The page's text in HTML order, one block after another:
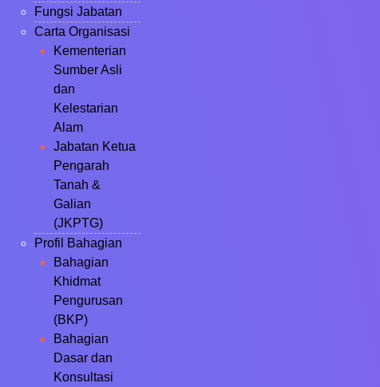
Fungsi Jabatan
Carta Organisasi
Kementerian
Sumber Asli
dan
Kelestarian
Alam
Jabatan Ketua
Pengarah
Tanah &
Galian
(JKPTG)
Profil Bahagian
Bahagian
Khidmat
Pengurusan
(BKP)
Bahagian
Dasar dan
Konsultasi